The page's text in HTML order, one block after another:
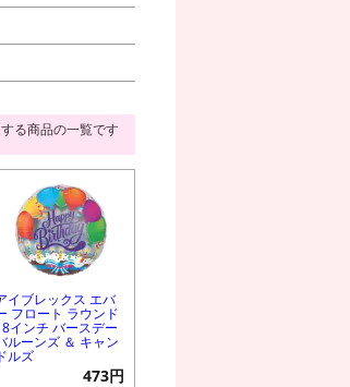
る商品の一覧です
イブレックス エバ
フロート ラウンド
インチ バースデー
ルーンズ ＆ キャン
ドルズ
473円